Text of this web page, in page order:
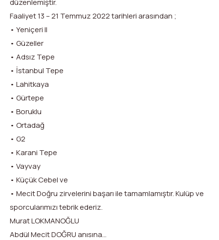
Kurullar
Federasyon Logosu
Yüksek Dağ Koşusu
Tırmanış Raporları
Anti-Doping
Mevzuat
Harç ve Katılım Payları
Yayınlar
Rotalar
Arşivler
Video
2007-2016 Yılı Arşivleri
DYS Şifre Başvuru Formu (Sadece Kulüp Yetkilileri)
düzenlemiştir.
Faaliyet 13 – 21 Temmuz 2022 tarihleri arasından ;
• Yeniçeri II
• Güzeller
• Adsız Tepe
• İstanbul Tepe
• Lahitkaya
• Gürtepe
• Boruklu
• Ortadağ
• G2
• Karani Tepe
• Vayvay
• Küçük Cebel ve
• Mecit Doğru zirvelerini başarı ile tamamlamıştır. Kulüp ve
sporcularımızı tebrik ederiz.
Murat LOKMANOĞLU
Abdül Mecit DOĞRU anısına…